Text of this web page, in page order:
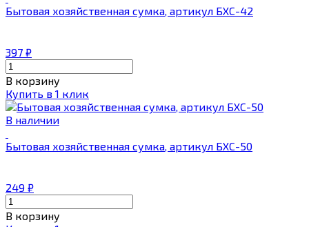
Бытовая хозяйственная сумка, артикул БХС-42
397 ₽
В корзину
Купить в 1 клик
В наличии
Бытовая хозяйственная сумка, артикул БХС-50
249 ₽
В корзину